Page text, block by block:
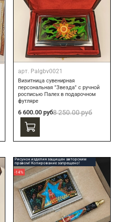
арт. Palgbv0021
Визитница сувенирная
персональная "Звезда" с ручной
росписью Палех в подарочном
футляре
6 600.00 руб8 250.00 руб
Рисунок изделия защищен авторским
правом! Копирование запрещено!
-14%